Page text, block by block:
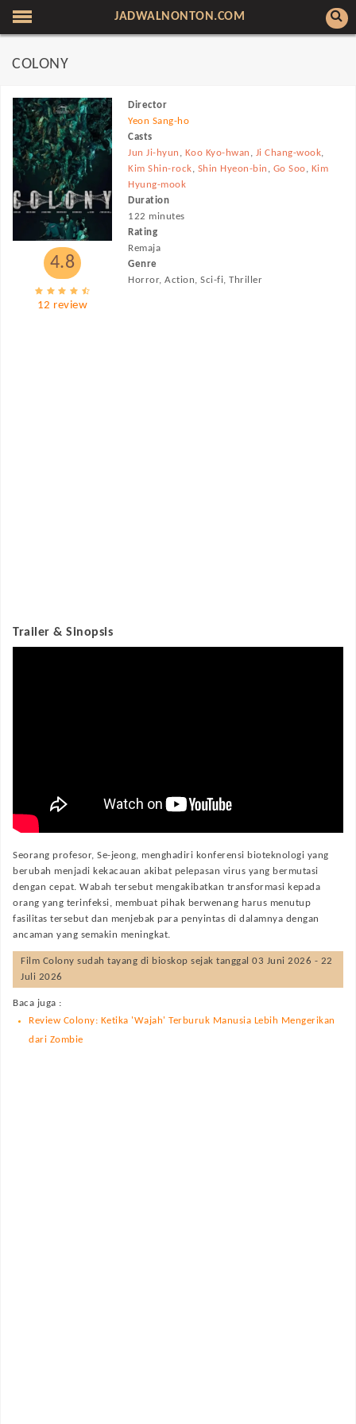
JADWALNONTON.COM
COLONY
4.8
12 review
Director
Yeon Sang-ho
Casts
Jun Ji-hyun , Koo Kyo-hwan , Ji Chang-wook,
Kim Shin-rock, Shin Hyeon-bin , Go Soo, Kim
Hyung-mook
Duration
122 minutes
Rating
Remaja
Genre
Horror, Action, Sci-fi, Thriller
Trailer & Sinopsis
Seorang profesor, Se-jeong, menghadiri konferensi bioteknologi yang
berubah menjadi kekacauan akibat pelepasan virus yang bermutasi
dengan cepat. Wabah tersebut mengakibatkan transformasi kepada
orang yang terinfeksi, membuat pihak berwenang harus menutup
fasilitas tersebut dan menjebak para penyintas di dalamnya dengan
ancaman yang semakin meningkat.
Film Colony sudah tayang di bioskop sejak tanggal 03 Juni 2026 - 22
Juli 2026
Baca juga :
Review Colony: Ketika 'Wajah' Terburuk Manusia Lebih Mengerikan
dari Zombie